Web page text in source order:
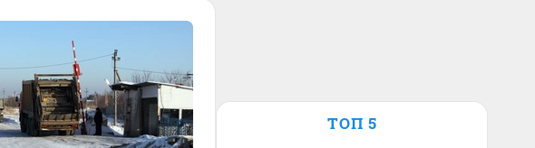
ТОП 5